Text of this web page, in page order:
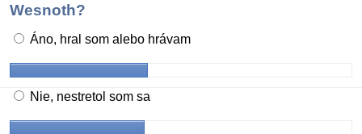
Wesnoth?
Áno, hral som alebo hrávam
Nie, nestretol som sa